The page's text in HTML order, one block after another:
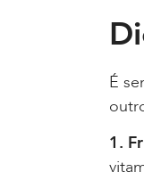
É
1.